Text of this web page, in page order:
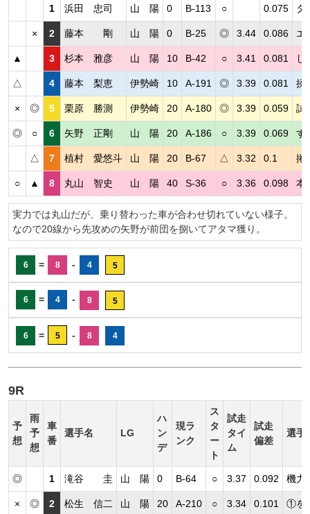
1 浜田 忠司 山 陽 0 B-113 ○ 0.075 タ
× 2 藤本 剛 山 陽 0 B-25 ◎ 3.44 0.086 エ
▲ 3 杉本 雅彦 山 陽 10 B-42 ○ 3.41 0.081 し
△ 4 藤本 梨恵 伊勢崎 10 A-191 ◎ 3.39 0.081 揉
× ◎ 5 栗原 勝測 伊勢崎 20 A-180 ◎ 3.39 0.059 試
◎ ○ 6 矢野 正剛 山 陽 20 A-186 ○ 3.39 0.069 す
△ 7 植村 愛悠斗 山 陽 20 B-67 △ 3.32 0.1 捲
○ ▲ 8 丸山 智史 山 陽 40 S-36 ○ 3.36 0.098 本
実力では丸山だが、乗り替わった車が合わせ切れていない様子。
なので20線から先攻めの矢野が前団を捌いてアタマ獲り。
6 = 8 - 4 5
6 = 4 - 8 5
6 = 5 - 8 4
9R
予
想
雨
予
想
車
番
選手名 LG
ハ
ン
デ
現ラ
ンク
ス
タ
ー
ト
試走
タイ
ム
試走
偏差
選手
◎ 1 滝谷 圭 山 陽 0 B-64 ○ 3.37 0.092 機力
× ◎ 2 松生 信二 山 陽 20 A-210 ○ 3.34 0.101 ①を